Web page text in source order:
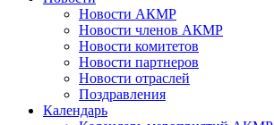
Новости АКМР
Новости членов АКМР
Новости комитетов
Новости партнеров
Новости отраслей
Поздравления
Календарь